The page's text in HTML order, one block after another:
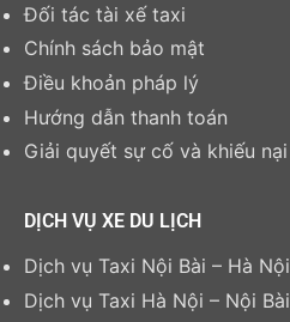
Đối tác tài xế taxi
Chính sách bảo mật
Điều khoản pháp lý
Hướng dẫn thanh toán
Giải quyết sự cố và khiếu nại
DỊCH VỤ XE DU LỊCH
Dịch vụ Taxi Nội Bài – Hà Nội
Dịch vụ Taxi Hà Nội – Nội Bài